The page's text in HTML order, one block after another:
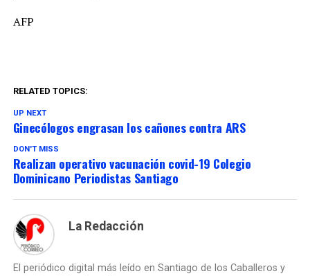
AFP
RELATED TOPICS:
UP NEXT
Ginecólogos engrasan los cañones contra ARS
DON'T MISS
Realizan operativo vacunación covid-19 Colegio
Dominicano Periodistas Santiago
La Redacción
El periódico digital más leído en Santiago de los Caballeros y